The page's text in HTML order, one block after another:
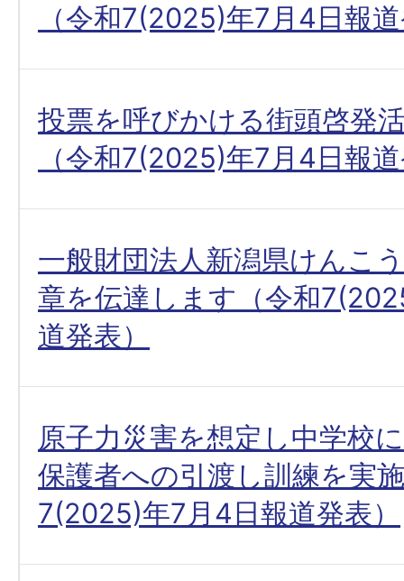
（令和7(2025)年7月4日報
投票を呼びかける街頭啓発
（令和7(2025)年7月4日報
一般財団法人新潟県けんこ
章を伝達します（令和
道発表）
原子力災害を想定し中学校
保護者への引渡し訓練を実
7(2025)年7月4日報道発表）